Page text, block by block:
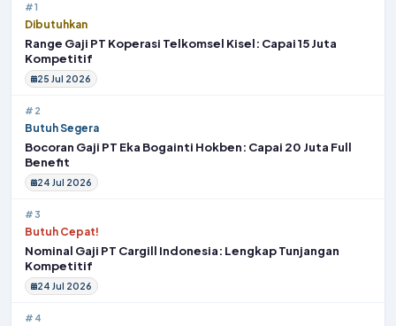
#1
Dibutuhkan
Range Gaji PT Koperasi Telkomsel Kisel: Capai 15 Juta
Kompetitif
25 Jul 2026
#2
Butuh Segera
Bocoran Gaji PT Eka Bogainti Hokben: Capai 20 Juta Full
Benefit
24 Jul 2026
#3
Butuh Cepat!
Nominal Gaji PT Cargill Indonesia: Lengkap Tunjangan
Kompetitif
24 Jul 2026
#4